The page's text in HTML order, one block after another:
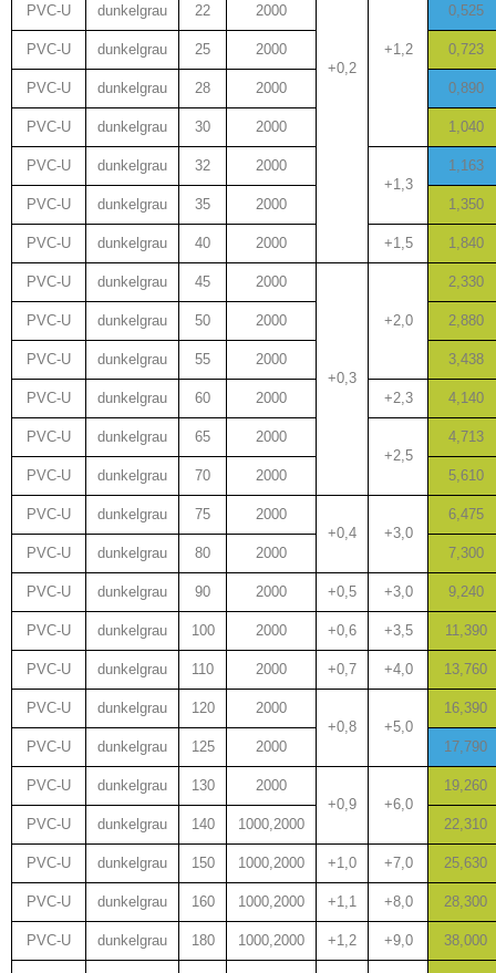
+0,2
+1,2
PVC-U dunkelgrau 22 2000 0,525
PVC-U dunkelgrau 25 2000 0,723
PVC-U dunkelgrau 28 2000 0,890
PVC-U dunkelgrau 30 2000 1,040
PVC-U dunkelgrau 32
2000
+1,3
1,163
PVC-U dunkelgrau 35 2000 1,350
PVC-U dunkelgrau 40 2000 +1,5 1,840
PVC-U dunkelgrau 45 2000
+0,3
+2,0
2,330
PVC-U dunkelgrau 50 2000 2,880
PVC-U dunkelgrau 55 2000 3,438
PVC-U dunkelgrau 60 2000 +2,3 4,140
PVC-U dunkelgrau 65
2000
+2,5
4,713
PVC-U dunkelgrau 70 2000 5,610
PVC-U dunkelgrau 75
2000
+0,4
+3,0
6,475
PVC-U dunkelgrau 80 2000 7,300
PVC-U dunkelgrau 90 2000 +0,5 +3,0 9,240
PVC-U dunkelgrau 100 2000 +0,6 +3,5 11,390
PVC-U dunkelgrau 110 2000 +0,7 +4,0 13,760
PVC-U dunkelgrau 120
2000
+0,8
+5,0
16,390
PVC-U dunkelgrau 125 2000 17,790
PVC-U dunkelgrau 130
2000
+0,9
+6,0
19,260
PVC-U dunkelgrau 140 1000,2000 22,310
PVC-U dunkelgrau 150 1000,2000 +1,0 +7,0 25,630
PVC-U dunkelgrau 160 1000,2000 +1,1 +8,0 28,300
PVC-U dunkelgrau 180 1000,2000 +1,2 +9,0 38,000